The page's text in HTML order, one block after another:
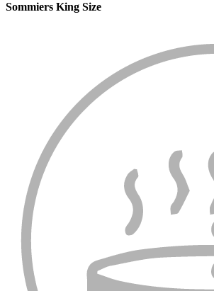
Sommiers King Size